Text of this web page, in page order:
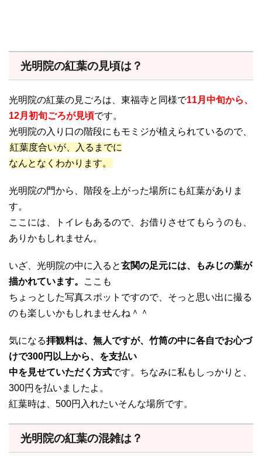
光明院の紅葉の見頃は？
光明院の紅葉の見ごろは、東福寺と同様で11月中旬から、
12月初旬ごろが見頃です。
光明院の入り口の階段にもモミジが植えられているので、
紅葉度合いが、入るまでに
なんとなくわかります。
光明院の門から、階段を上がった場所にも紅葉がありま
す。
ここには、トイレもあるので、お借りさせてもらうのも、
ありかもしれません。
いざ、光明院の中に入ると玄関の足元には、もみじの葉が
描かれています。
ここも
ちょっとした写真スポットですので、そっと思い出に撮る
のも楽しいかもしれませんね＾＾
気になる拝観料は、無人ですが、竹筒の中に各自でお心づ
けで300円以上から、を支払い
中を見せていただく方式です。ちなみに私もしっかりと、
300円を払いましたよ。
紅葉時は、500円入れたいそんな場所です。
光明院の紅葉の混雑は？